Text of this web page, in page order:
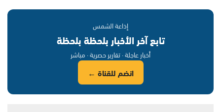
إذاعة الشمس
تابع آخر الأخبار بلحظة بلحظة
أخبار عاجلة · تقارير حصرية · مباشر
انضم للقناة ←